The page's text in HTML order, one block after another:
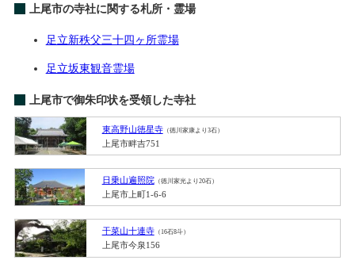
上尾市の寺社に関する札所・霊場
足立新秩父三十四ヶ所霊場
足立坂東観音霊場
上尾市で御朱印状を受領した寺社
東高野山徳星寺（徳川家康より3石）
上尾市畔吉751
日乗山遍照院（徳川家光より20石）
上尾市上町1-6-6
干菜山十連寺（16石8斗）
上尾市今泉156